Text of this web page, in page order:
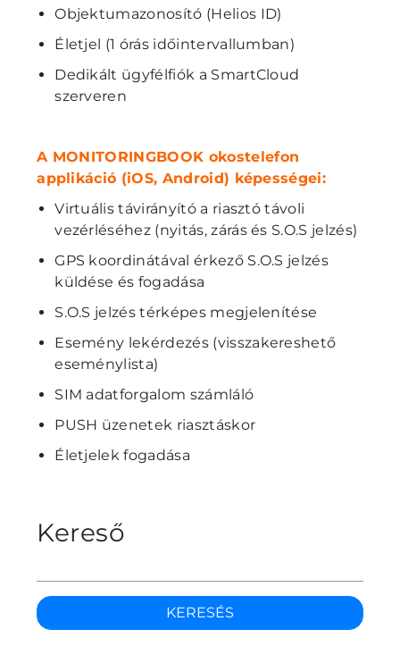
Objektumazonosító (Helios ID)
Életjel (1 órás időintervallumban)
Dedikált ügyfélfiók a SmartCloud
szerveren
A MONITORINGBOOK okostelefon
applikáció (iOS, Android) képességei:
Virtuális távirányító a riasztó távoli
vezérléséhez (nyitás, zárás és S.O.S jelzés)
GPS koordinátával érkező S.O.S jelzés
küldése és fogadása
S.O.S jelzés térképes megjelenítése
Esemény lekérdezés (visszakereshető
eseménylista)
SIM adatforgalom számláló
PUSH üzenetek riasztáskor
Életjelek fogadása
Kereső
KERESÉS